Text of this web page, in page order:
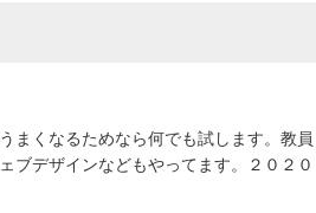
まくなるためなら何でも試します。教員
ブデザインなどもやってます。２０２０